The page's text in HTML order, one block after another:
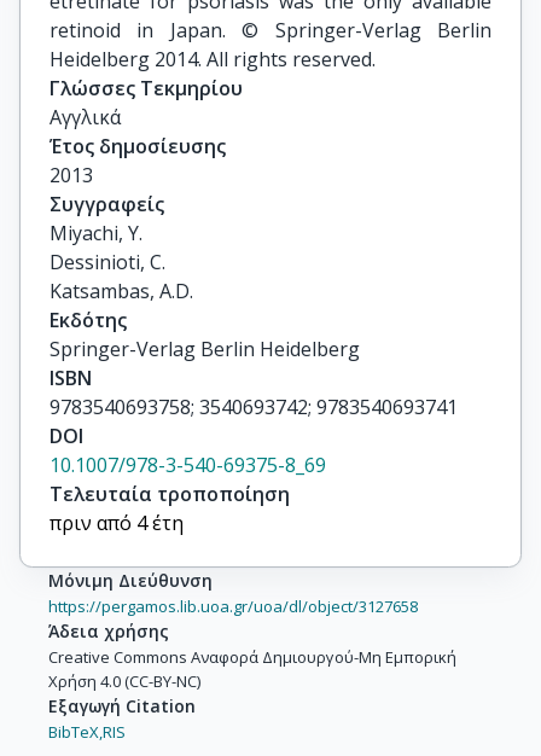
retinoid in Japan. © Springer-Verlag Berlin
Heidelberg 2014. All rights reserved.
Γλώσσες Τεκμηρίου
Αγγλικά
Έτος δημοσίευσης
2013
Συγγραφείς
Miyachi, Y.
Dessinioti, C.
Katsambas, A.D.
Εκδότης
Springer-Verlag Berlin Heidelberg
ISBN
9783540693758; 3540693742; 9783540693741
DOI
10.1007/978-3-540-69375-8_69
Τελευταία τροποποίηση
πριν από 4 έτη
Μόνιμη Διεύθυνση
https://pergamos.lib.uoa.gr/uoa/dl/object/3127658
Άδεια χρήσης
Creative Commons Αναφορά Δημιουργού-Μη Εμπορική
Χρήση 4.0 (CC-BY-NC)
Εξαγωγή Citation
BibTeX,RIS